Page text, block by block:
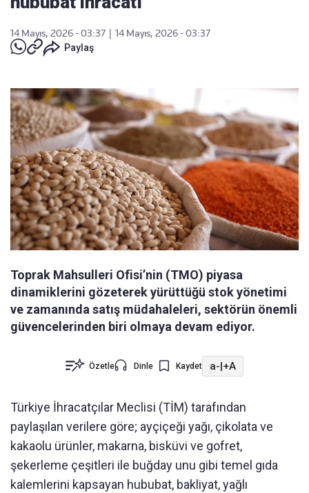
14 Mayıs, 2026 - 03:37
14 Mayıs, 2026 - 03:37
Paylaş
Toprak Mahsulleri Ofisi’nin (TMO) piyasa
dinamiklerini gözeterek yürüttüğü stok yönetimi
ve zamanında satış müdahaleleri, sektörün önemli
güvencelerinden biri olmaya devam ediyor.
Özetle Dinle Kaydet a-|+A
Türkiye İhracatçılar Meclisi (TİM) tarafından
paylaşılan verilere göre; ayçiçeği yağı, çikolata ve
kakaolu ürünler, makarna, bisküvi ve gofret,
şekerleme çeşitleri ile buğday unu gibi temel gıda
kalemlerini kapsayan hububat, bakliyat, yağlı